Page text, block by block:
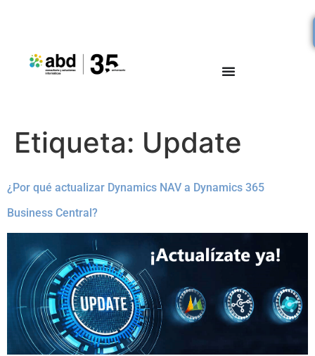
Etiqueta: Update
¿Por qué actualizar Dynamics NAV a Dynamics 365
Business Central?